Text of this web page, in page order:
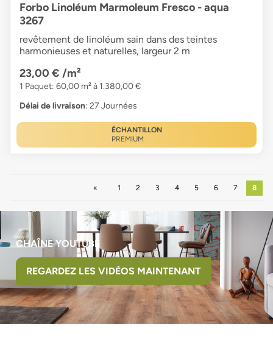
Forbo Linoléum Marmoleum Fresco - aqua
3267
revêtement de linoléum sain dans des teintes
harmonieuses et naturelles, largeur 2 m
23,00 € /m²
1 Paquet: 60,00 m² à 1.380,00 €
Délai de livraison: 27 Journées
ÉCHANTILLON
PREMIUM
Précédent
1 2 3 4 5 6 7 8
CHAÎNE YOUTUBE
REGARDEZ LES VIDÉOS MAINTENANT